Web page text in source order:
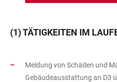
(1) TÄTIGKEITEN IM
Meldung von Schäden und
Gebäudeausstattung an D3